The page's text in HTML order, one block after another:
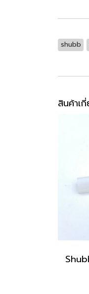
shubb
สินค้าเ